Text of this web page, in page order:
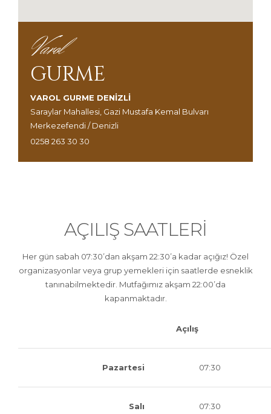
Varol
GURME
VAROL GURME DENİZLİ
Saraylar Mahallesi, Gazi Mustafa Kemal Bulvarı
Merkezefendi / Denizli
0258 263 30 30
AÇILIŞ SAATLERİ
Her gün sabah 07:30’dan akşam 22:30’a kadar açığız! Özel
organizasyonlar veya grup yemekleri için saatlerde esneklik
tanınabilmektedir. Mutfağımız akşam 22:00’da
kapanmaktadır.
Açılış
Pazartesi 07:30
Salı 07:30